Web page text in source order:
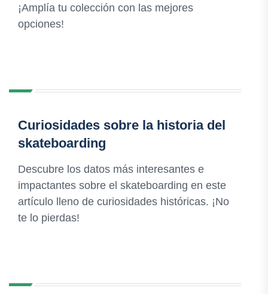
¡Amplía tu colección con las mejores
opciones!
Curiosidades sobre la historia del
skateboarding
Descubre los datos más interesantes e
impactantes sobre el skateboarding en este
artículo lleno de curiosidades históricas. ¡No
te lo pierdas!